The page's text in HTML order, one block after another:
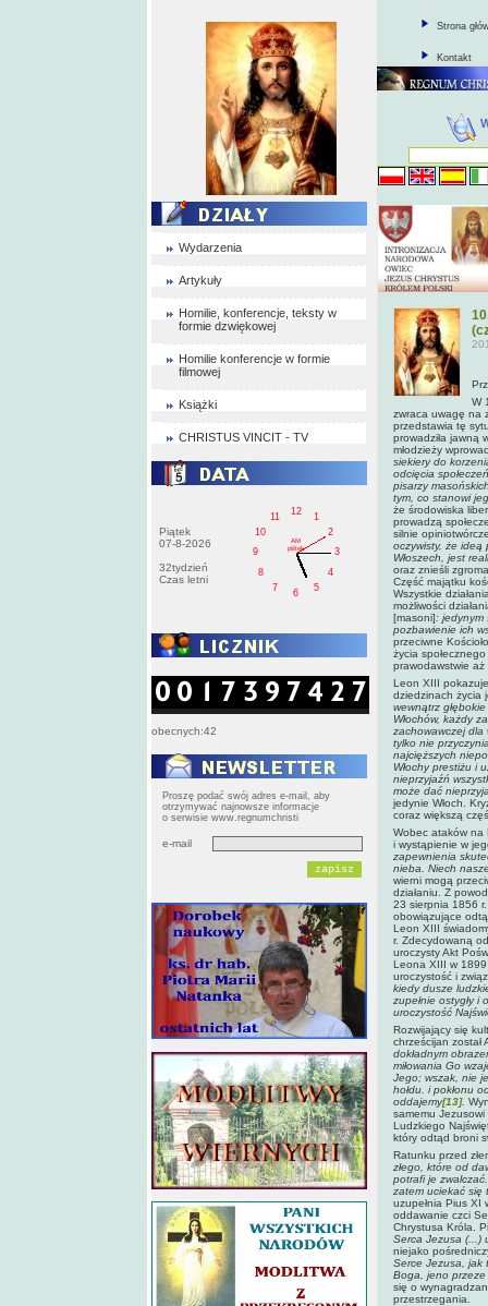
Wydarzenia
Artykuły
Homilie, konferencje, teksty w
formie dzwiękowej
Homilie konferencje w formie
filmowej
Książki
CHRISTUS VINCIT - TV
Piątek
07-8-2026
32tydzień
Czas letni
1
2
3
4
5
6
7
8
9
10
11
12
AM
pištek
obecnych:42
Proszę podać swój adres e-mail, aby
otrzymywać najnowsze informacje
o serwisie www.regnumchristi
e-mail
Strona
Kontakt
W
zwraca uwagę na
przedstawia tę
prowadziła jawną
młodzieży
siekiery do
odcięcia
pisarzy
tym, co stanowi
że środowiska
prowadzą
silnie
oczywisty, że
Włoszech, jest
oraz znieśli
Część majątku
Wszystkie
możliwości
[masoni]: jedynym
pozbawienie ich
przeciwne
życia
prawodawstwie
Leon XIII
dziedzinach życia
wewnątrz
Włochów, każdy
zachowawczej dla
tylko nie
najcięższych
Włochy prestiżu i
nieprzyjaźń
może dać
jedynie Włoch.
coraz większą
Wobec ataków na
i wystąpienie w
zapewnienia
nieba. Niech
wierni mogą
działaniu. Z
23 sierpnia 1856
obowiązujące
Leon XIII
r. Zdecydowaną
uroczysty Akt
Leona XIII w 1899
uroczystość i
kiedy dusze
zupełnie ostygły i
uroczystość
Rozwijający się
chrześcijan
dokładnym
miłowania Go
Jego; wszak, nie
hołdu. i pokłonu
oddajemy[13].
samemu
Ludzkiego
który odtąd broni
Ratunku przed
złego, które od
potrafi je
zatem uciekać się
uzupełnia Pius XI
oddawanie czci
Chrystusa Króla.
Serca Jezusa (...)
niejako
Serce Jezusa, jak
Boga, jeno przeze
się o
przestrzegania.